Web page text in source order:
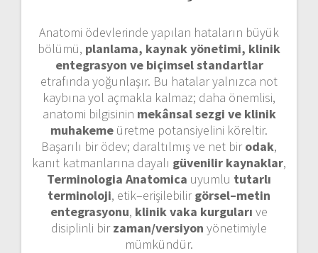
Anatomi ödevlerinde yapılan hataların büyük
bölümü, planlama, kaynak yönetimi, klinik
entegrasyon ve biçimsel standartlar
etrafında yoğunlaşır. Bu hatalar yalnızca not
kaybına yol açmakla kalmaz; daha önemlisi,
anatomi bilgisinin mekânsal sezgi ve klinik
muhakeme üretme potansiyelini köreltir.
Başarılı bir ödev; daraltılmış ve net birodak,
kanıt katmanlarına dayalı güvenilir kaynaklar,
Terminologia Anatomica uyumlu tutarlı
terminoloji, etik–erişilebilirgörsel–metin
entegrasyonu, klinik vaka kurguları ve
disiplinli birzaman/versiyon yönetimiyle
mümkündür.